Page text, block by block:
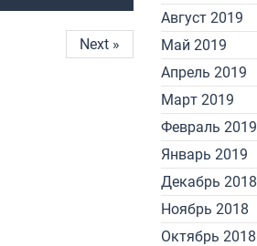
Next »
Август 2019
Май 2019
Апрель 2019
Март 2019
Февраль 2019
Январь 2019
Декабрь 2018
Ноябрь 2018
Октябрь 2018